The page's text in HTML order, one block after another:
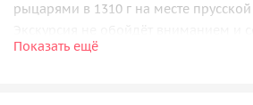
рыцарями в 1310 г на месте
Мировой войны, а также
Показать ещё